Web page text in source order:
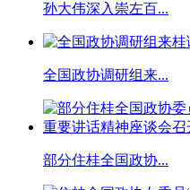
孙大伟深入崇左百...
全国政协调研组来...
部分住桂全国政协...